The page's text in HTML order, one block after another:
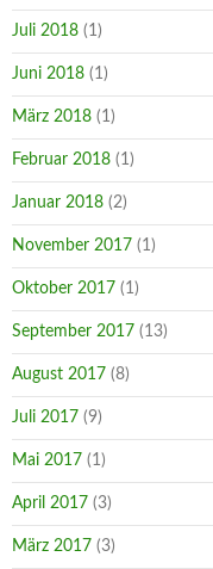
Juli 2018 (1)
Juni 2018 (1)
März 2018 (1)
Februar 2018 (1)
Januar 2018 (2)
November 2017 (1)
Oktober 2017 (1)
September 2017 (13)
August 2017 (8)
Juli 2017 (9)
Mai 2017 (1)
April 2017 (3)
März 2017 (3)